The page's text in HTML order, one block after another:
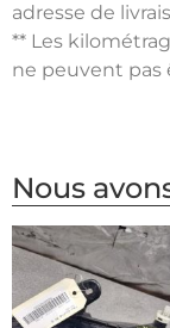
adresse de
** Les
ne peuvent pas
Nous